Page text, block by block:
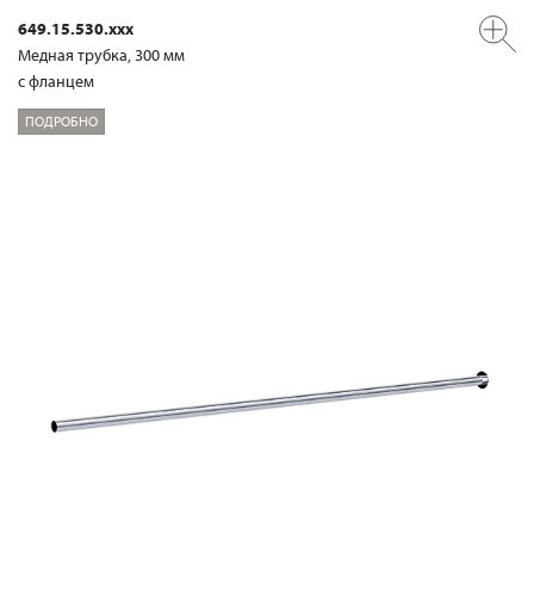
649.15.530.xxx
Медная трубка, 300 мм
с фланцем
ПОДРОБНО